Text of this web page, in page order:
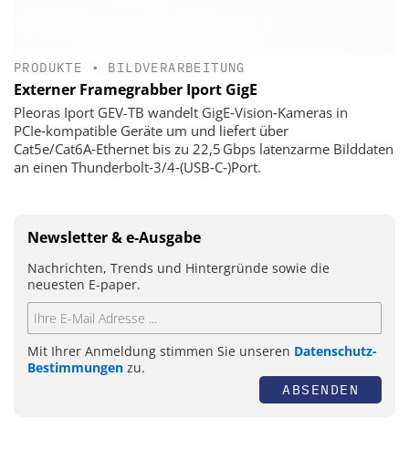
PRODUKTE • BILDVERARBEITUNG
Externer Framegrabber Iport GigE
Pleoras Iport GEV-TB wandelt GigE‑Vision‑Kameras in
PCIe‑kompatible Geräte um und liefert über
Cat5e/Cat6A‑Ethernet bis zu 22,5 Gbps latenzarme Bilddaten
an einen Thunderbolt‑3/4‑(USB‑C‑)Port.
Newsletter & e-Ausgabe
Nachrichten, Trends und Hintergründe sowie die
neuesten E-paper.
Mit Ihrer Anmeldung stimmen Sie unseren Datenschutz-
Bestimmungen zu.
ABSENDEN